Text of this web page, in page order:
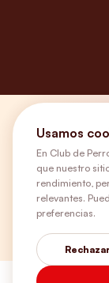
Usamos
En Club de
que nuestro
rendimiento,
relevantes.
preferencias.
Rechazar